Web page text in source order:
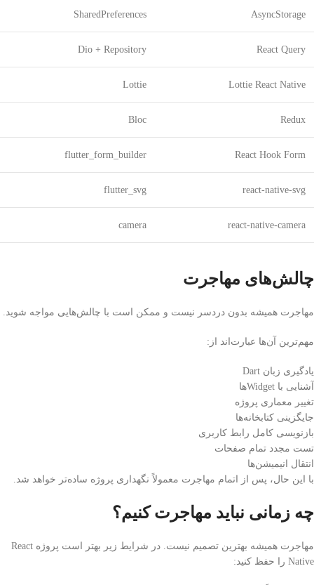
AsyncStorage
SharedPreferences
React Query
Dio + Repository
Lottie React Native
Lottie
Redux
Bloc
React Hook Form
flutter_form_builder
react-native-svg
flutter_svg
react-native-camera
camera
چالش‌های مهاجرت
مهاجرت همیشه بدون دردسر نیست و ممکن است با چالش‌هایی مواجه شوید.
مهم‌ترین آن‌ها عبارت‌اند از:
یادگیری زبان Dart
آشنایی با Widgetها
تغییر معماری پروژه
جایگزینی کتابخانه‌ها
بازنویسی کامل رابط کاربری
تست مجدد تمام صفحات
انتقال انیمیشن‌ها
با این حال، پس از اتمام مهاجرت معمولاً نگهداری پروژه ساده‌تر خواهد شد.
چه زمانی نباید مهاجرت کنیم؟
مهاجرت همیشه بهترین تصمیم نیست. در شرایط زیر بهتر است پروژه React
Native را حفظ کنید: